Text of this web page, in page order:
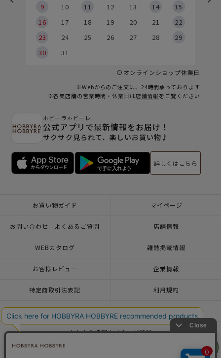
フェア
フェア
9
10 11 12 13 14
15
16
17 18 19 20 21
22
23
24 25 26 27 28
29
30
31
オンラインショップ休業日
※Webからのご注文は、24時間承っております
※各実店舗の営業時間・休業日は店舗情報をご覧ください
ホビーラホビーレ
公式アプリで最新情報をお届け！
サクサク見られて、楽しいお買い物♪
詳しくはこちら
お買い物ガイド マイページ
お問い合わせ - よくあるご質問 店舗情報
WEBカタログ 雑誌掲載情報
お客様レビュー 企業情報
特定商取引法表記 利用規約
個人情報ポリシー 一緒に働こう♪求人情報
おトクな情報♪メルマガ登録